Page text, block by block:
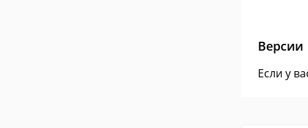
Версии
Если у